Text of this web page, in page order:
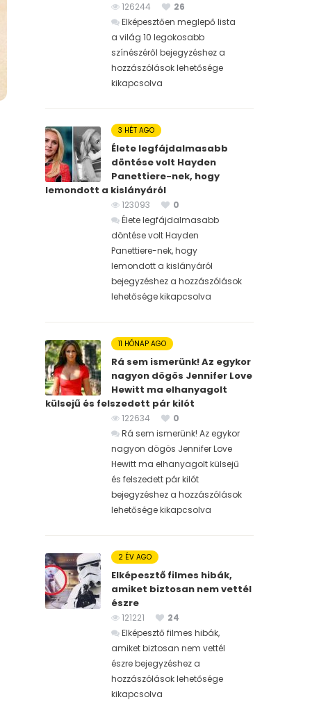
126244
26
Elképesztően meglepő lista
a világ 10 legokosabb
színészéről bejegyzéshez a
hozzászólások lehetősége
kikapcsolva
3 HÉT AGO
Élete legfájdalmasabb
döntése volt Hayden
Panettiere-nek, hogy
lemondott a kislányáról
123093
0
Élete legfájdalmasabb
döntése volt Hayden
Panettiere-nek, hogy
lemondott a kislányáról
bejegyzéshez a hozzászólások
lehetősége kikapcsolva
11 HÓNAP AGO
Rá sem ismerünk! Az egykor
nagyon dögös Jennifer Love
Hewitt ma elhanyagolt
külsejű és felszedett pár kilót
122634
0
Rá sem ismerünk! Az egykor
nagyon dögös Jennifer Love
Hewitt ma elhanyagolt külsejű
és felszedett pár kilót
bejegyzéshez a hozzászólások
lehetősége kikapcsolva
2 ÉV AGO
Elképesztő filmes hibák,
amiket biztosan nem vettél
észre
121221
24
Elképesztő filmes hibák,
amiket biztosan nem vettél
észre bejegyzéshez a
hozzászólások lehetősége
kikapcsolva